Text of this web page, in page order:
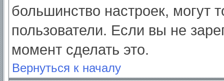
большинство настроек, могут
пользователи. Если вы не
момент сделать это.
Вернуться к началу